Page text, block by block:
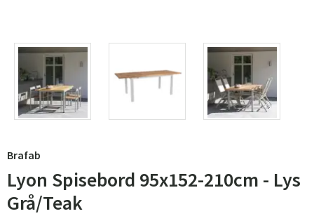
Brafab
Lyon Spisebord 95x152-210cm - Lys
Grå/Teak